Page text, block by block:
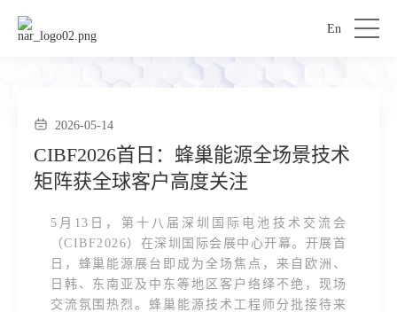
En
2026-05-14
CIBF2026首日：蜂巢能源全场景技术
矩阵获全球客户高度关注
5月13日，第十八届深圳国际电池技术交流会
（CIBF2026）在深圳国际会展中心开幕。开展首
日，蜂巢能源展台即成为全场焦点，来自欧洲、
日韩、东南亚及中东等地区客户络绎不绝，现场
交流氛围热烈。蜂巢能源技术工程师分批接待来